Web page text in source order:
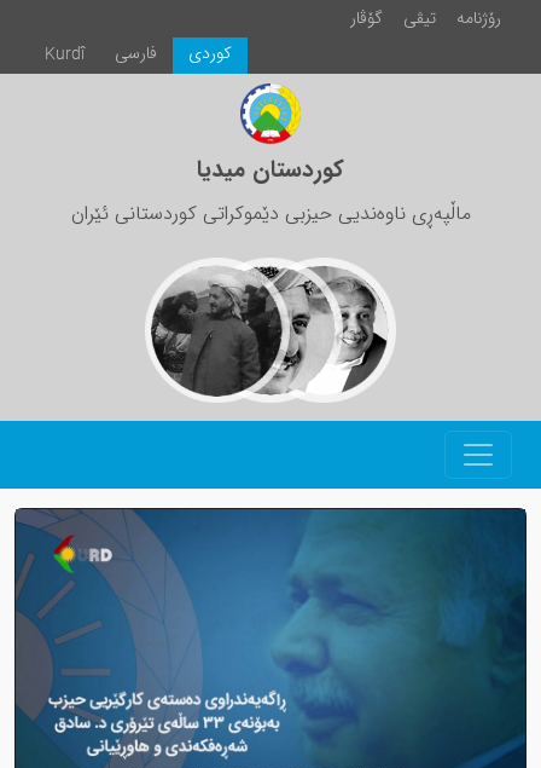
رۆژنامە تیڤی
گۆڤار
Kurdî
فارسی كوردی
کوردستان میدیا
ماڵپەڕی ناوەندیی حیزبی دێموکراتی کوردستانی ئێران